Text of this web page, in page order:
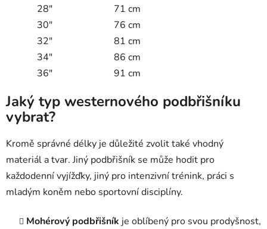
28"
71 cm
30"
76 cm
32"
81 cm
34"
86 cm
36"
91 cm
Jaký typ westernového podbřišníku
vybrat?
Kromě správné délky je důležité zvolit také vhodný
materiál a tvar. Jiný podbřišník se může hodit pro
každodenní vyjížďky, jiný pro intenzivní trénink, práci s
mladým koněm nebo sportovní disciplíny.
Mohérový podbřišník je oblíbený pro svou prodyšnost,